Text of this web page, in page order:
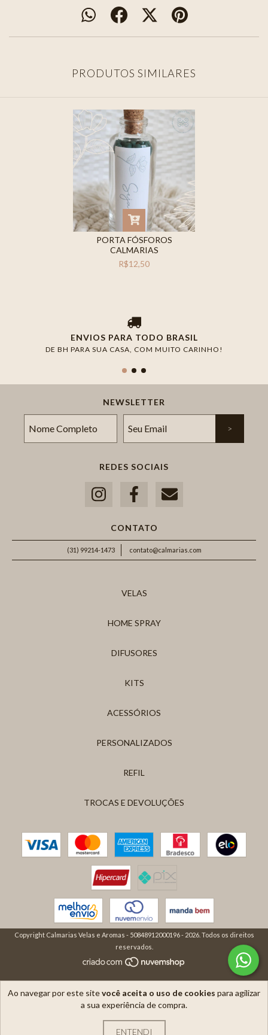
Ao navegar por este sitevocê aceita o uso de cookies para agilizar
a sua experiência de compra.
ENTENDI
PRODUTOS SIMILARES
PORTA FÓSFOROS
CALMARIAS
R$12,50
ENVIOS PARA TODO BRASIL
DE BH PARA SUA CASA, COM MUITO CARINHO!
NEWSLETTER
REDES SOCIAIS
CONTATO
(31) 99214-1473 contato@calmarias.com
VELAS
HOME SPRAY
DIFUSORES
KITS
ACESSÓRIOS
PERSONALIZADOS
REFIL
TROCAS E DEVOLUÇÕES
Copyright Calmarias Velas e Aromas - 50848912000196 - 2026. Todos os direitos
reservados.